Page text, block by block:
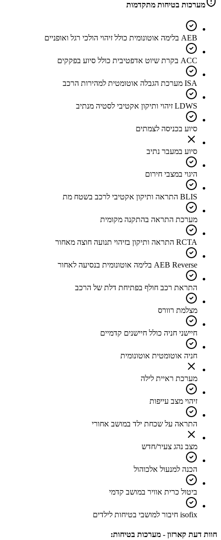
מערכות בטיחות מתקדמות
AEB בלימה אוטונומית כולל זיהוי הולכי רגל ואופניים
ACC בקרת שיוט אדפטיבית כולל סיוע בפקקים
ISA מערכת הגבלה אוטומטית למהירות הרכב
LDWS זיהוי ותיקון אקטיבי לסטיה מנתיב
סיוע בכניסה לצמתים
סיוע במעבר נתיב
היגוי במצבי חירום
BLIS התראה ותיקון אקטיבי לרכב בשטח מת
מערכת התראה בהתקנה מקומית
RCTA התראה ותיקון בזיהוי תנועה חוצה מאחור
AEB Reverse בלימה אוטונומית בנסיעה לאחור
התראת רכב חולף בפתיחת דלת של הרכב
מצלמת רוורס
חיישני חניה כולל חיישנים קדמיים
חניה אוטומטית אוטונומית
מערכת ראיית לילה
זיהוי מצב עייפות
התראה על שכחת ילד במושב אחורי
מצב נהג צעיר/חדש
הכנה למנעול אלכוהול
ביטול כרית אוויר במושב קדמי
isofix חיבור למושבי בטיחות לילדים
חוות דעת קארזון - מערכות בטיחות: